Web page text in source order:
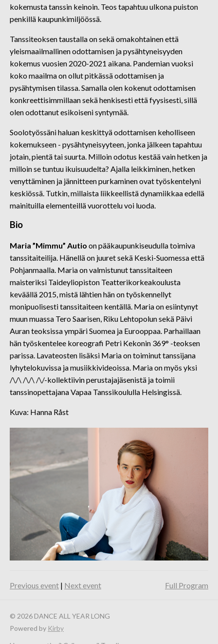
kokemusta tanssin keinoin. Teos tapahtuu ulkona puiston
penkillä kaupunkimiljöössä.
Tanssiteoksen taustalla on sekä omakohtainen että
yleismaailmallinen odottamisen ja pysähtyneisyyden
kokemus vuosien 2020-2021 aikana. Pandemian vuoksi
koko maailma on ollut pitkässä odottamisen ja
pysähtymisen tilassa. Samalla olen kokenut odottamisen
konkreettisimmillaan sekä henkisesti että fyysisesti, sillä
olen odottanut esikoiseni syntymää.
Soolotyössäni haluan keskittyä odottamisen keholliseen
kokemukseen - pysähtyneisyyteen, jonka jälkeen tapahtuu
jotain, pientä tai suurta. Milloin odotus kestää vain hetken ja
milloin se tuntuu ikuisuudelta? Ajalla leikkiminen, hetken
venyttäminen ja jännitteen purkaminen ovat työskentelyni
keskiössä. Tutkin, millaista liikkeellistä dynamiikkaa edellä
mainituilla elementeillä vuorottelu voi luoda.
Bio
Maria ”Mimmu” Autio on pääkaupunkiseudulla toimiva
tanssitaiteilija. Hänellä on juuret sekä Keski-Suomessa että
Pohjanmaalla. Maria on valmistunut tanssitaiteen
maisteriksi Taideyliopiston Teatterikorkeakoulusta
keväällä 2015, mistä lähtien hän on työskennellyt
monipuolisesti tanssitaiteen kentällä. Maria on esiintynyt
muun muassa Tero Saarisen, Riku Lehtopolun sekä Päivi
Auran teoksissa ympäri Suomea ja Eurooppaa. Parhaillaan
hän työskentelee koreografi Petri Kekonin 369° -teoksen
parissa. Lavateosten lisäksi Maria on toiminut tanssijana
lyhytelokuvissa ja musiikkivideoissa. Maria on myös yksi
/\/\ /\/\ /\/-kollektiivin perustajajäsenistä ja toimii
tanssinopettajana Vapaa Tanssikoululla Helsingissä.
Kuva: Hanna Råst
Previous event | Next event Full Program
© 2026 DANCE ALL YEAR LONG
Powered by Kirby